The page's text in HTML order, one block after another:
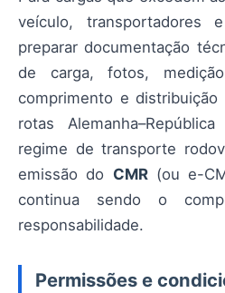
veículo, transportadores
preparar documentação
de carga, fotos,
comprimento e
rotas
regime de transporte
emissão do CMR(ou e-
continua sendo o
responsabilidade.
Permissões e